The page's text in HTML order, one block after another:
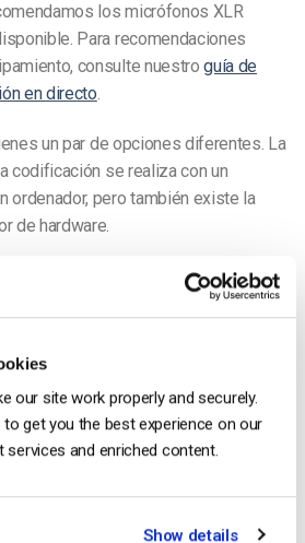
our site work properly and securely.
get you the best experience on our
services and enriched content.
Show details
los micrófonos XLR
Para recomendaciones
consulte nuestroguía de
en directo.
un par de opciones diferentes. La
codificación se realiza con un
ordenador, pero también existe la
de hardware.
por software, un portátil de
ser adecuado para la mayoría de
en este portátil. Hay una gran
con OBS Studio, que es un
gratuito y de código abierto.